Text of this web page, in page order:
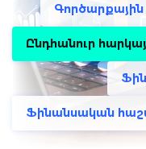
Գործարքային
Ընդհանուր
Ֆինանսական